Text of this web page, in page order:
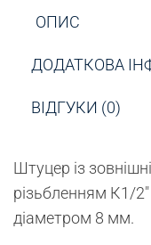
ОПИС
ДОДАТКОВА
ВІДГУКИ (0)
Штуцер із
різьбленням К1/
діаметром 8 мм.